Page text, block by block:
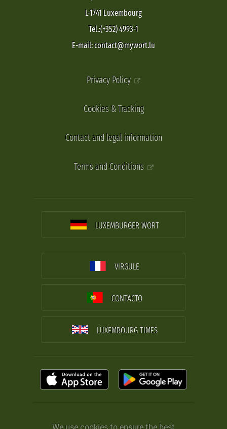
L-1741 Luxembourg
Tel.:(+352) 4993-1
E-mail: contact@mywort.lu
Privacy Policy
Cookies & Tracking
Contact and legal information
Terms and Conditions
LUXEMBURGER WORT
VIRGULE
CONTACTO
LUXEMBOURG TIMES